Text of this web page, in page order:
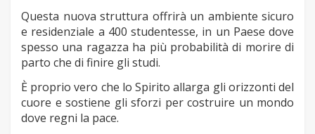
Questa nuova struttura offrirà un ambiente sicuro
e residenziale a 400 studentesse, in un Paese dove
spesso una ragazza ha più probabilità di morire di
parto che di finire gli studi.
È proprio vero che lo Spirito allarga gli orizzonti del
cuore e sostiene gli sforzi per costruire un mondo
dove regni la pace.